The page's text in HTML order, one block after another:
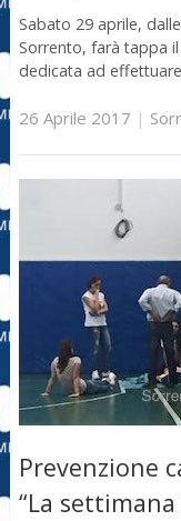
Sabato 29 aprile,
Sorrento, farà tappa
dedicata ad
26 Aprile 2017 |
Prevenzione
“La